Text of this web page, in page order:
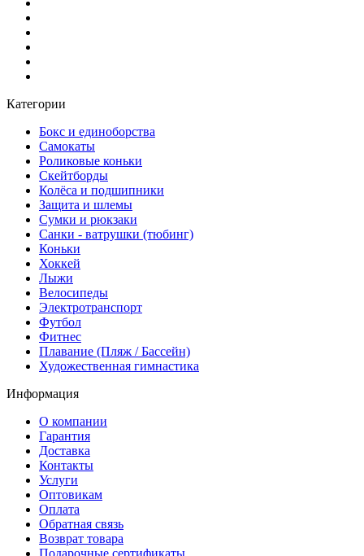
Категории
Бокс и единоборства
Самокаты
Роликовые коньки
Скейтборды
Колёса и подшипники
Защита и шлемы
Сумки и рюкзаки
Санки - ватрушки (тюбинг)
Коньки
Хоккей
Лыжи
Велосипеды
Электротранспорт
Футбол
Фитнес
Плавание (Пляж / Бассейн)
Художественная гимнастика
Информация
О компании
Гарантия
Доставка
Контакты
Услуги
Оптовикам
Оплата
Обратная связь
Возврат товара